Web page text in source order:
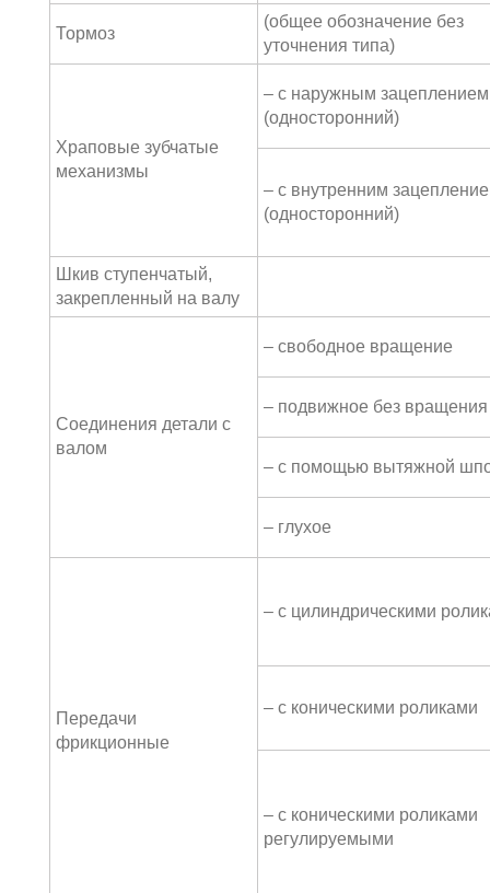
Тормоз
(общее обозначение без
уточнения типа)
Храповые зубчатые
механизмы
– с наружным зацеплением
(односторонний)
– с внутренним
(односторонний)
Шкив ступенчатый,
закрепленный на валу
Соединения детали с
валом
– свободное вращение
– подвижное без вращения
– с помощью вытяжной
– глухое
Передачи
фрикционные
– с цилиндрическими
– с коническими роликами
– с коническими роликами
регулируемыми